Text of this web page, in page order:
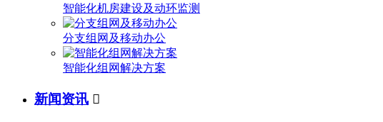
智能化机房建设及动环监测
分支组网及移动办公
智能化组网解决方案
新闻资讯 